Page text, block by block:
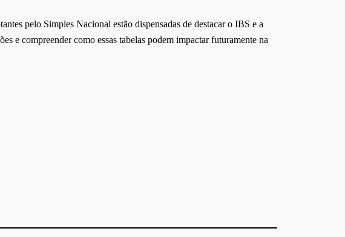
pelo Simples Nacional estão dispensadas de destacar o IBS e a
e compreender como essas tabelas podem impactar futuramente na